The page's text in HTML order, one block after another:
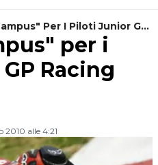
Per I Piloti Junior GP
per i
Racing
2010 alle 4:21